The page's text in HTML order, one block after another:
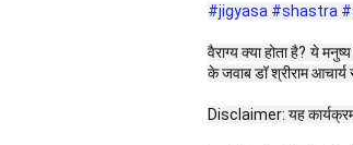
#jigyasa #shastra
वैराग्य क्या होता है? ये
के जवाब डॉ श्रीराम आचार्य
Disclaimer: यह कार्यक्रम